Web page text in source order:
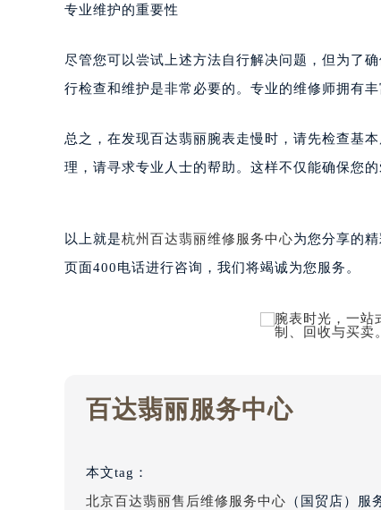
烟台市芝罘区胜利路139号万达金
贵阳市南明区都司高架桥路33号
昆明市盘龙区北京路928号同德
西安市碑林区南关正街88号华侨
海口市龙华区金贸东路5号海口
内蒙古自治区呼和浩特市玉泉区
甘肃省兰州市七里河区西津西路
黑龙江省大庆市萨尔图区会战大
黑龙江省鸡西市鸡冠区红军路百
黑龙江省佳木斯市向阳区长安路
黑龙江省齐齐哈尔市龙沙区龙华
专业维护的重要性
尽管您可以尝试上述方法自行解决问题，但为了
行检查和维护是非常必要的。专业的维修师拥有
总之，在发现百达翡丽腕表走慢时，请先检查基
理，请寻求专业人士的帮助。这样不仅能确保您
以上就是杭州百达翡丽维修服务中心为您分享的
页面400电话进行咨询，我们将竭诚为您服务。
百达翡丽服务中心
本文tag：
北京百达翡丽售后维修服务中心 （国贸店）